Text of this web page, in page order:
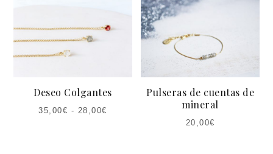
Deseo Colgantes
28,00€
-
35,00€
Pulseras de cuentas de
mineral
20,00€